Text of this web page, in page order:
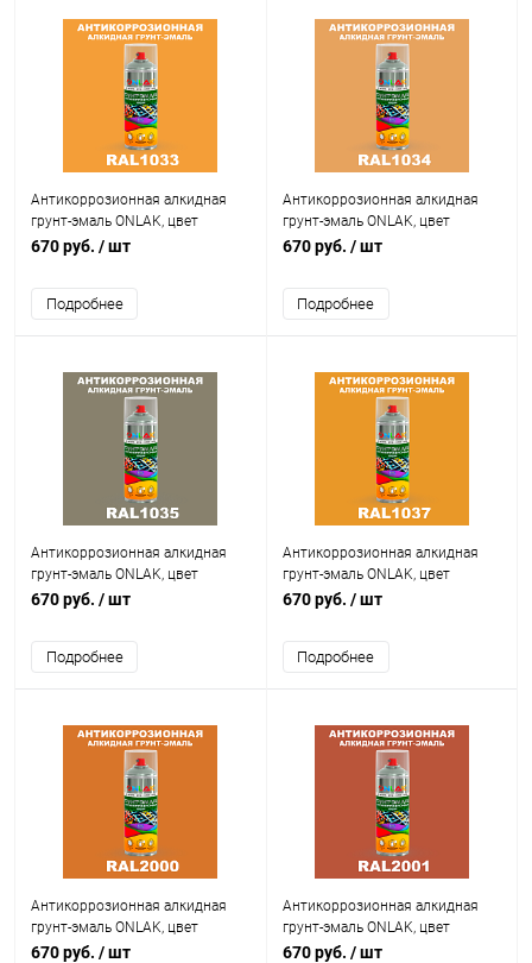
Антикоррозионная алкидная
грунт-эмаль ONLAK, цвет
RAL1033, спрей 520мл
670 руб. / шт
Подробнее
Антикоррозионная алкидная
грунт-эмаль ONLAK, цвет
RAL1034, спрей 520мл
670 руб. / шт
Подробнее
Антикоррозионная алкидная
грунт-эмаль ONLAK, цвет
RAL1035, спрей 520мл
670 руб. / шт
Подробнее
Антикоррозионная алкидная
грунт-эмаль ONLAK, цвет
RAL1037, спрей 520мл
670 руб. / шт
Подробнее
Антикоррозионная алкидная
грунт-эмаль ONLAK, цвет
RAL2000, спрей 520мл
670 руб. / шт
Антикоррозионная алкидная
грунт-эмаль ONLAK, цвет
RAL2001, спрей 520мл
670 руб. / шт